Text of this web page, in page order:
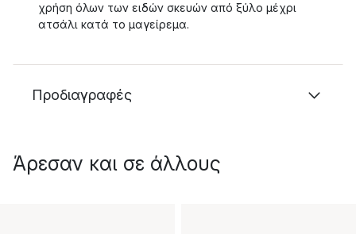
χρήση όλων των ειδών σκευών από ξύλο μέχρι
ατσάλι κατά το μαγείρεμα.
Προδιαγραφές
Άρεσαν και σε άλλους